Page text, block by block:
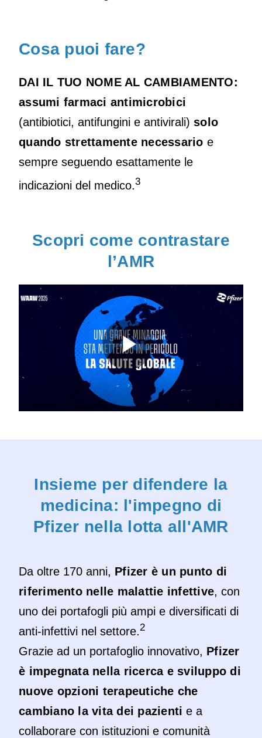
Cosa puoi fare?
DAI IL TUO NOME AL CAMBIAMENTO:
assumi farmaci antimicrobici
(antibiotici, antifungini e antivirali) solo
quando strettamente necessario e
sempre seguendo esattamente le
indicazioni del medico.3
Scopri come contrastare
l’AMR
Play
Video
Insieme per difendere la
medicina: l'impegno di
Pfizer nella lotta all'AMR
Da oltre 170 anni, Pfizer è un punto di
riferimento nelle malattie infettive, con
uno dei portafogli più ampi e diversificati di
anti-infettivi nel settore.2
Grazie ad un portafoglio innovativo, Pfizer
è impegnata nella ricerca e sviluppo di
nuove opzioni terapeutiche che
cambiano la vita dei pazienti e a
collaborare con istituzioni e comunità